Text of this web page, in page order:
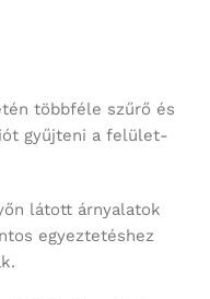
többféle szűrő és
gyűjteni a felület-
látott árnyalatok
egyeztetéshez